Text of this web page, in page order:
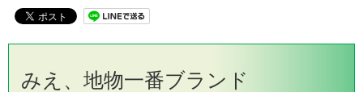
みえ、地物一番ブランド